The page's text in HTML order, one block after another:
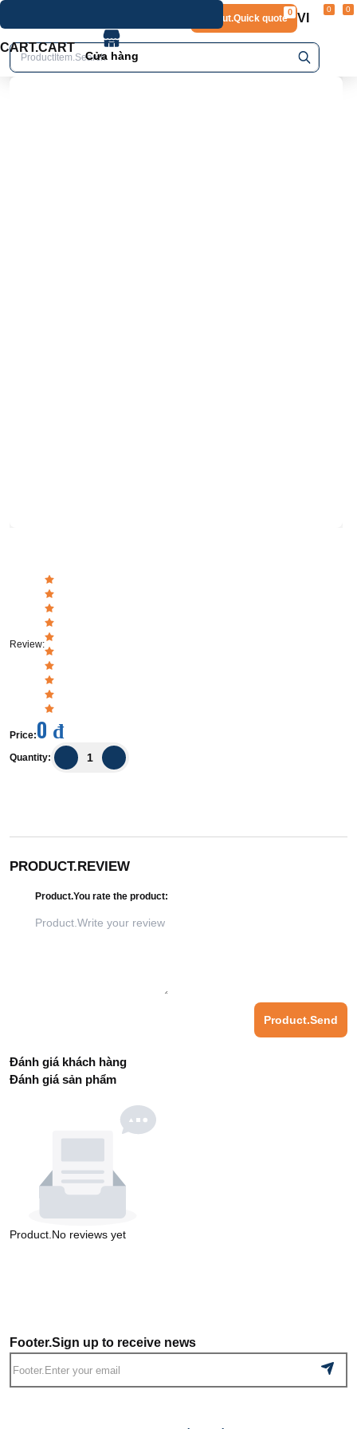
Layout.Quick quote
0 VI
0 0
Review:
Price:0 đ
Quantity:
PRODUCT.REVIEW
Product.You rate the product:
Product.Send
Đánh giá khách hàng
Đánh giá sản phẩm
Product.No reviews yet
Footer.Sign up to receive news